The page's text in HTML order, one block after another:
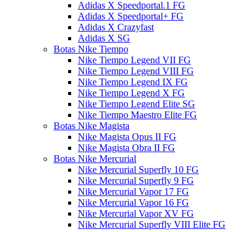
Adidas X Speedportal.1 FG
Adidas X Speedportal+ FG
Adidas X Crazyfast
Adidas X SG
Botas Nike Tiempo
Nike Tiempo Legend VII FG
Nike Tiempo Legend VIII FG
Nike Tiempo Legend IX FG
Nike Tiempo Legend X FG
Nike Tiempo Legend Elite SG
Nike Tiempo Maestro Elite FG
Botas Nike Magista
Nike Magista Opus II FG
Nike Magista Obra II FG
Botas Nike Mercurial
Nike Mercurial Superfly 10 FG
Nike Mercurial Superfly 9 FG
Nike Mercurial Vapor 17 FG
Nike Mercurial Vapor 16 FG
Nike Mercurial Vapor XV FG
Nike Mercurial Superfly VIII Elite FG